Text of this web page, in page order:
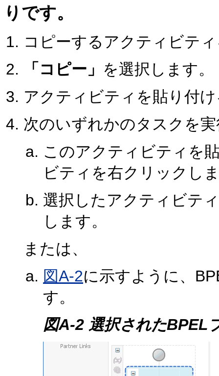
りです。
コピーするアクティビテ
「コピー」 を選択します。
アクティビティを貼り付
次のいずれかのタスクを
このアクティビティを
ビティを右クリックし
選択したアクティビテ
します。
または、
図A-2に示すように、
す。
図A-2 選択されたBPEL